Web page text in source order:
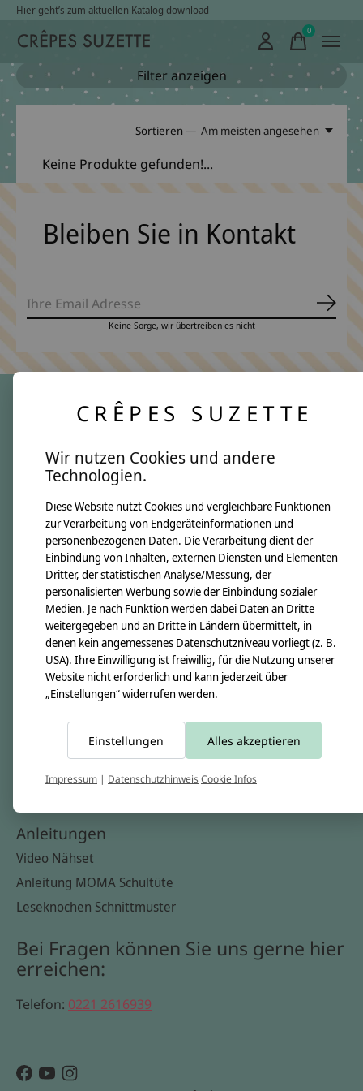
Hier geht’s zum aktuellen Katalog download
0items
Filter anzeigen
Sortieren — Am meisten angesehen
Keine Produkte gefunden!...
Bleiben Sie in Kontakt
Keine Sorge, wir übertreiben es nicht
Über uns
Unsere Creppies
Nähkästchen
Unsere Stoffe
Impressum
Informationen
Kontakt
Versandkosten & Rücksendungen
Zahlungsarten
Widerrufsbelehrung
Anleitungen
Video Nähset
Anleitung MOMA Schultüte
Leseknochen Schnittmuster
Bei Fragen können Sie uns gerne hier
erreichen:
Telefon: 0221 2616939
CRÊPES SUZETTE
Wir nutzen Cookies und andere
Technologien.
Diese Website nutzt Cookies und vergleichbare Funktionen
zur Verarbeitung von Endgeräteinformationen und
personenbezogenen Daten. Die Verarbeitung dient der
Einbindung von Inhalten, externen Diensten und Elementen
Dritter, der statistischen Analyse/Messung, der
personalisierten Werbung sowie der Einbindung sozialer
Medien. Je nach Funktion werden dabei Daten an Dritte
weitergegeben und an Dritte in Ländern übermittelt, in
denen kein angemessenes Datenschutzniveau vorliegt (z. B.
USA). Ihre Einwilligung ist freiwillig, für die Nutzung unserer
Website nicht erforderlich und kann jederzeit über
„Einstellungen“ widerrufen werden.
Einstellungen Alles akzeptieren
Impressum | DatenschutzhinweisCookie Infos